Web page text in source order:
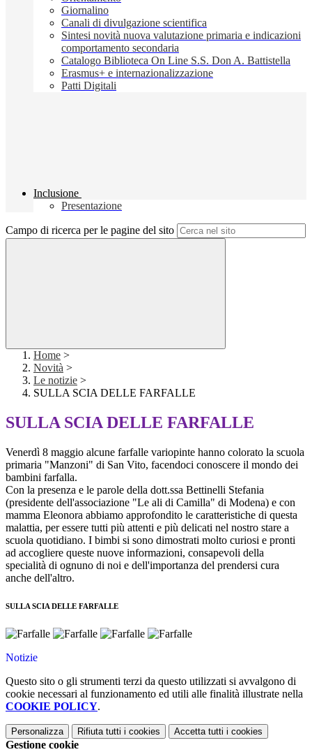
Giornalino
Canali di divulgazione scientifica
Sintesi novità nuova valutazione primaria e indicazioni
comportamento secondaria
Catalogo Biblioteca On Line S.S. Don A. Battistella
Erasmus+ e internazionalizzazione
Patti Digitali
Inclusione
Presentazione
Campo di ricerca per le pagine del sito
Home >
Novità >
Le notizie >
SULLA SCIA DELLE FARFALLE
SULLA SCIA DELLE FARFALLE
Venerdì 8 maggio alcune farfalle variopinte hanno colorato la scuola
primaria "Manzoni" di San Vito, facendoci conoscere il mondo dei
bambini farfalla.
Con la presenza e le parole della dott.ssa Bettinelli Stefania
(presidente dell'associazione "Le ali di Camilla" di Modena) e con
mamma Eleonora abbiamo approfondito le caratteristiche di questa
malattia, per essere tutti più attenti e più delicati nel nostro stare a
scuola quotidiano. I bimbi si sono dimostrati molto curiosi e pronti
ad accogliere queste nuove informazioni, consapevoli della
specialità di ognuno di noi e dell'importanza del prendersi cura
anche dell'altro.
SULLA SCIA DELLE FARFALLE
Notizie
Questo sito o gli strumenti terzi da questo utilizzati si avvalgono di
cookie necessari al funzionamento ed utili alle finalità illustrate nella
COOKIE POLICY.
Personalizza Rifiuta tutti i cookies Accetta tutti i cookies
Gestione cookie